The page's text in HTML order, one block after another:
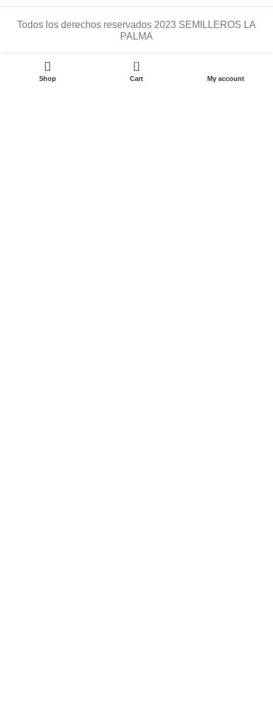
Todos los derechos reservados 2023 SEMILLEROS LA
PALMA
Shop
0
Cart My account